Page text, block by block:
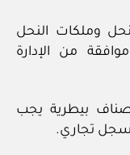
وملكات النحل
من الإدارة
بيطرية يجب
تجاري.